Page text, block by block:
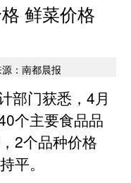
鲜菜价格
：南都晨报
部门获悉，4月
个主要食品品
2个品种价格
平。